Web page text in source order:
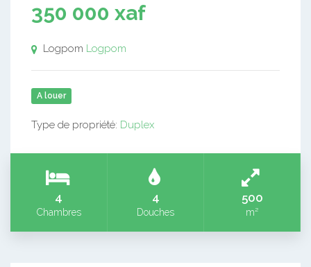
350 000 xaf
Logpom Logpom
A louer
Type de propriété: Duplex
4
Chambres
4
Douches
500
m²